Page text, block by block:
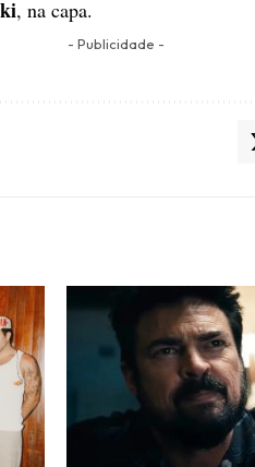
, na capa.
- Publicidade -